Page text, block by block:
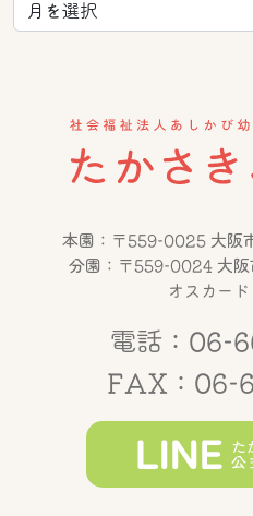
本園：〒559-0025 大阪
分園：〒559-0024 大阪
オスカー
電話：06-
FAX：06-